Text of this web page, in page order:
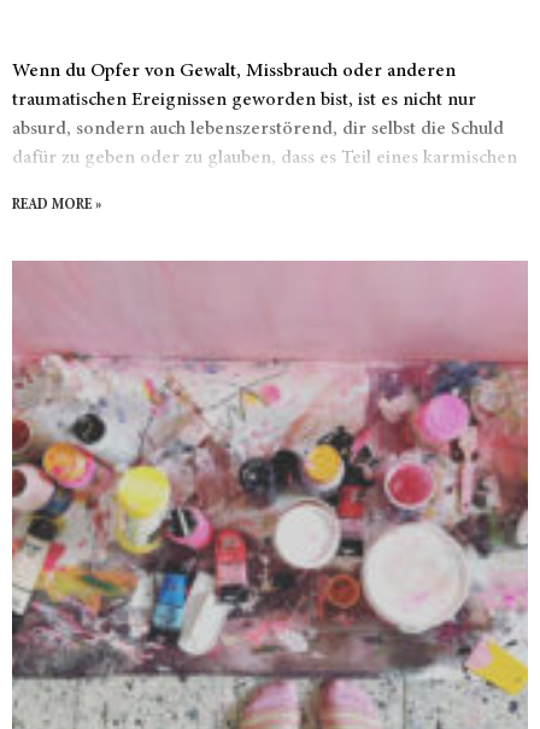
Wenn du Opfer von Gewalt, Missbrauch oder anderen
traumatischen Ereignissen geworden bist, ist es nicht nur
absurd, sondern auch lebenszerstörend, dir selbst die Schuld
dafür zu geben oder zu glauben, dass es Teil eines karmischen
READ MORE »